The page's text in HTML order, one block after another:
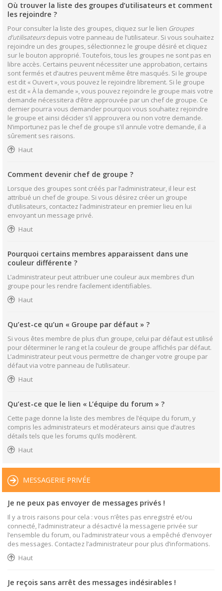
Où trouver la liste des groupes d’utilisateurs et comment
les rejoindre ?
Pour consulter la liste des groupes, cliquez sur le lien Groupes
d’utilisateursdepuis votre panneau de l’utilisateur. Si vous souhaitez
rejoindre un des groupes, sélectionnez le groupe désiré et cliquez
sur le bouton approprié. Toutefois, tous les groupes ne sont pas en
libre accès. Certains peuvent nécessiter une approbation, certains
sont fermés et d’autres peuvent même être masqués. Si le groupe
est dit « Ouvert », vous pouvez le rejoindre librement. Si le groupe
est dit « À la demande », vous pouvez rejoindre le groupe mais votre
demande nécessitera d’être approuvée par un chef de groupe. Ce
dernier pourra vous demander pourquoi vous souhaitez rejoindre
le groupe et ainsi décider s’il approuvera ou non votre demande.
N’importunez pas le chef de groupe s’il annule votre demande, il a
sûrement ses raisons.
Haut
Comment devenir chef de groupe ?
Lorsque des groupes sont créés par l’administrateur, il leur est
attribué un chef de groupe. Si vous désirez créer un groupe
d’utilisateurs, contactez l’administrateur en premier lieu en lui
envoyant un message privé.
Haut
Pourquoi certains membres apparaissent dans une
couleur différente ?
L’administrateur peut attribuer une couleur aux membres d’un
groupe pour les rendre facilement identifiables.
Haut
Qu’est-ce qu’un « Groupe par défaut » ?
Si vous êtes membre de plus d’un groupe, celui par défaut est utilisé
pour déterminer le rang et la couleur de groupe affichés par défaut.
L’administrateur peut vous permettre de changer votre groupe par
défaut via votre panneau de l’utilisateur.
Haut
Qu’est-ce que le lien « L’équipe du forum » ?
Cette page donne la liste des membres de l’équipe du forum, y
compris les administrateurs et modérateurs ainsi que d’autres
détails tels que les forums qu’ils modèrent.
Haut
MESSAGERIE PRIVÉE
Je ne peux pas envoyer de messages privés !
Il y a trois raisons pour cela : vous n’êtes pas enregistré et/ou
connecté, l’administrateur a désactivé la messagerie privée sur
l’ensemble du forum, ou l’administrateur vous a empêché d’envoyer
des messages. Contactez l’administrateur pour plus d’informations.
Haut
Je reçois sans arrêt des messages indésirables !